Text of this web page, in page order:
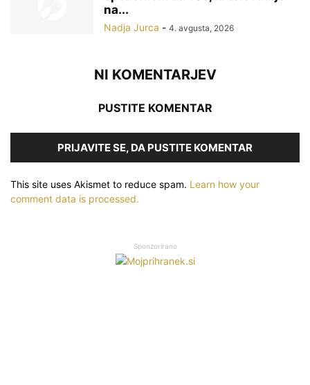
na...
Nadja Jurca - 4. avgusta, 2026
NI KOMENTARJEV
PUSTITE KOMENTAR
PRIJAVITE SE, DA PUSTITE KOMENTAR
This site uses Akismet to reduce spam. Learn how your
comment data is processed.
Sponzorirano